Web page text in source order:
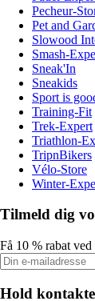
Pecheur-
Pet and
Slowood
Smash-
Sneak'In
Sneakids
Sport is
Training-Fit
Trek-Expert
Triathlon-
TripnBikers
Vélo-Store
Winter-
Tilmeld dig
Få 10 % rabat
Hold